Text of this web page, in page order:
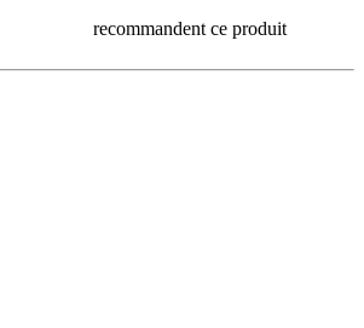
recommandent ce produit